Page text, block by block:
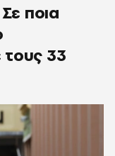
ποια
33